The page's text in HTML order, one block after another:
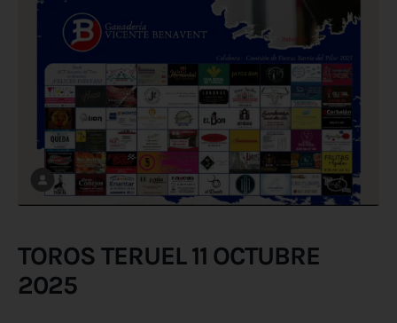
TOROS TERUEL 11 OCTUBRE
2025